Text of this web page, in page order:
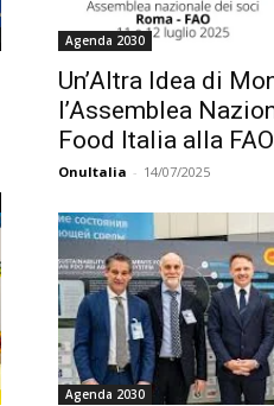
Agenda 2030
Un’Altra Idea di
l’Assemblea
Food Italia alla
OnuItalia - 14/07/2025
Agenda 2030